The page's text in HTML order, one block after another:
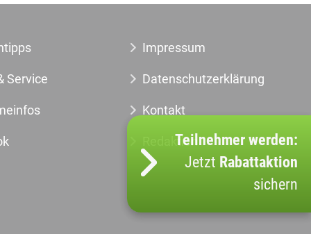
Teilnehmer werden:
Jetzt Rabattaktion
sichern
Service
Impressum
Datenschutzerklärung
Kontakt
Redaktion